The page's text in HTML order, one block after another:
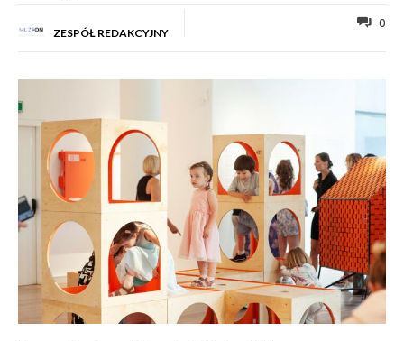
ZESPÓŁ REDAKCYJNY
0